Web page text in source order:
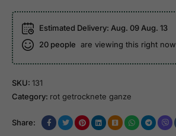
Estimated Delivery: Aug. 09 Aug. 13
20 people are viewing this right now
SKU: 131
Category: rot getrocknete ganze
Share: